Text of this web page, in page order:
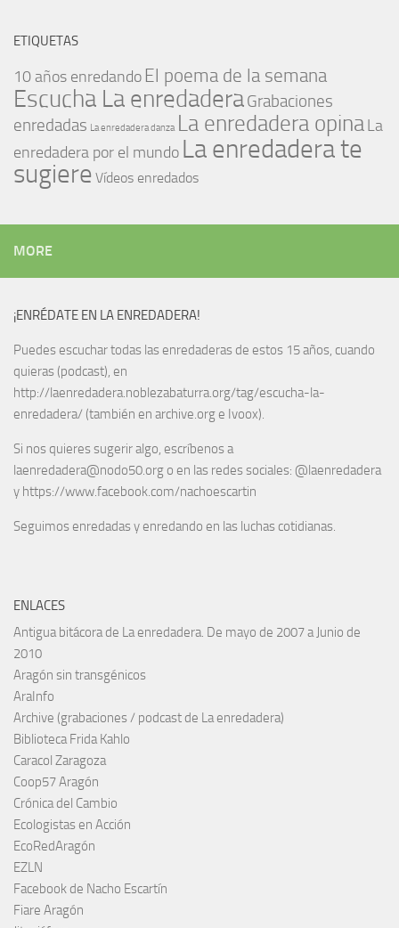
ETIQUETAS
10 años enredando El poema de la semana
Escucha La enredaderaGrabaciones
enredadas La enredadera danza La enredadera opina La
enredadera por el mundo La enredadera te
sugiere Vídeos enredados
MORE
¡ENRÉDATE EN LA ENREDADERA!
Puedes escuchar todas las enredaderas de estos 15 años, cuando
quieras (podcast), en
http://laenredadera.noblezabaturra.org/tag/escucha-la-
enredadera/ (también en archive.org e Ivoox).
Si nos quieres sugerir algo, escríbenos a
laenredadera@nodo50.org o en las redes sociales: @laenredadera
y https://www.facebook.com/nachoescartin
Seguimos enredadas y enredando en las luchas cotidianas.
ENLACES
Antigua bitácora de La enredadera. De mayo de 2007 a Junio de
2010
Aragón sin transgénicos
AraInfo
Archive (grabaciones / podcast de La enredadera)
Biblioteca Frida Kahlo
Caracol Zaragoza
Coop57 Aragón
Crónica del Cambio
Ecologistas en Acción
EcoRedAragón
EZLN
Facebook de Nacho Escartín
Fiare Aragón